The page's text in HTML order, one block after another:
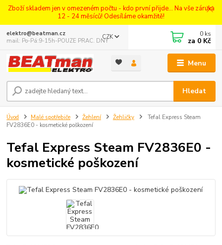
Zboží skladem jen v omezeném počtu - kdo první přijde... Na vše záruka
12 - 24 měsíců! Odesíláme okamžitě!
Menu
CZK
Hledat
elektro@beatman.cz
mail: Po-Pá:9-15h-POUZE PRAC. DNY
0 ks
za 0 Kč
Úvod Malé spotřebiče Žehlení Žehličky
Tefal Express Steam
FV2836E0 - kosmetické poškození
Tefal Express Steam FV2836E0 -
kosmetické poškození